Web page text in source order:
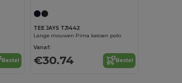
Bestel
TEE JAYS TJ1442
Lange mouwen Pima katoen polo
Vanaf:
€30.74 Bestel